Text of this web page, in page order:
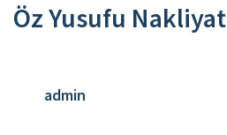
Öz Yusufu Nakliyat
admin